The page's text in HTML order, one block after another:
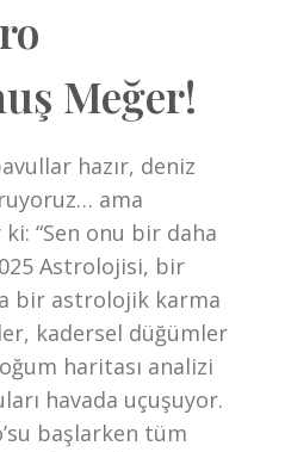
Meğer!
hazır, deniz
ama
“Sen onu bir daha
Astrolojisi, bir
bir astrolojik karma
kadersel düğümler
haritası analizi
havada uçuşuyor.
başlarken tüm